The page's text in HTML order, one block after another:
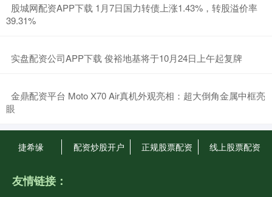
​股城网配资APP下载 1月7日国力转债上涨1.43%，转股溢价率
39.31%
​实盘配资公司APP下载 俊裕地基将于10月24日上午起复牌
​金鼎配资平台 Moto X70 Air真机外观亮相：超大倒角金属中框亮
眼
捷希缘 配资炒股开户 正规股票配资 线上股票配资
友情链接：